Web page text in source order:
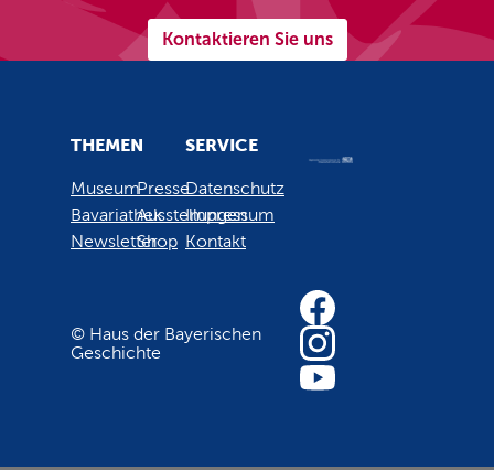
Kontaktieren Sie uns
THEMEN
Museum
Bavariathek
Newsletter
Presse
Ausstellungen
Shop
SERVICE
Datenschutz
Impressum
Kontakt
© Haus der Bayerischen
Geschichte